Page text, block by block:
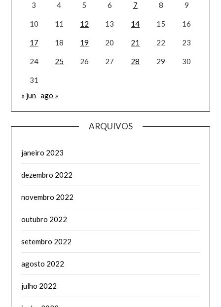
3 4 5 6 7 8 9
10 11 12 13 14 15 16
17 18 19 20 21 22 23
24 25 26 27 28 29 30
31
« jun ago »
ARQUIVOS
janeiro 2023
dezembro 2022
novembro 2022
outubro 2022
setembro 2022
agosto 2022
julho 2022